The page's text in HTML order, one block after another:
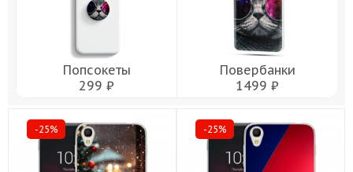
Попсокеты
299 ₽
Повербанки
1499 ₽
-25% -25%